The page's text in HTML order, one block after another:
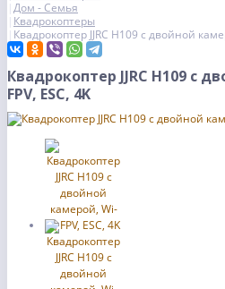
Дом - Семья
Квадрокоптеры
Квадрокоптер JJRC H109 с двойной
Квадрокоптер JJRC H109 с
FPV, ESC, 4K